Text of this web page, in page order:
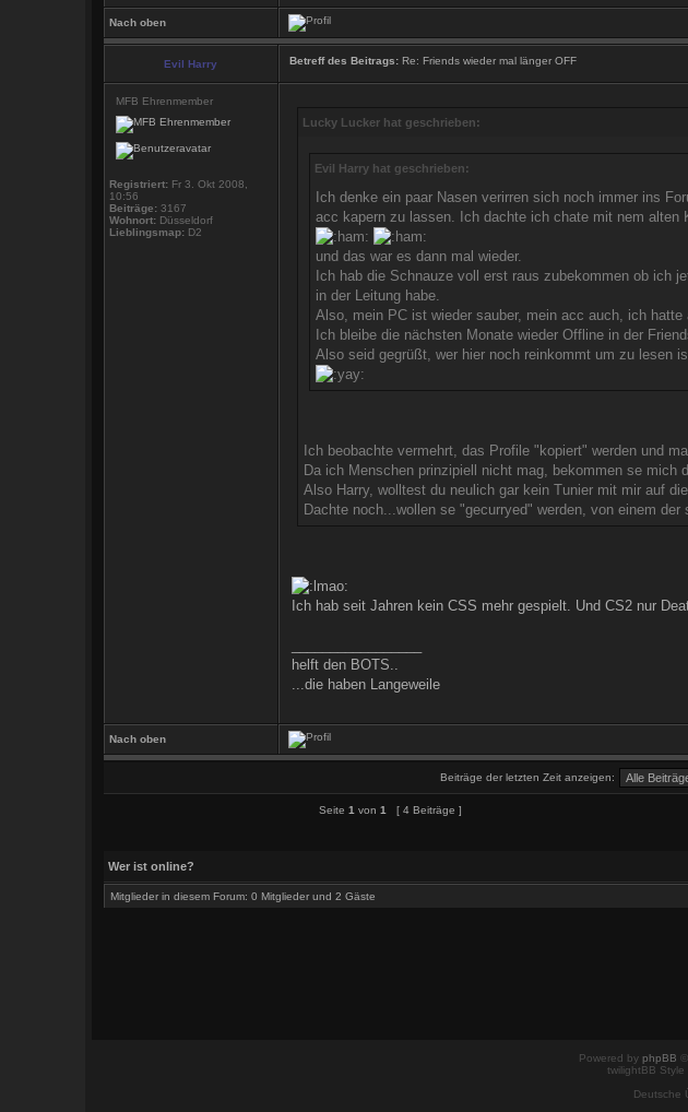
Nach oben
Evil Harry Betreff des Beitrags:Re: Friends wieder mal länger OFF
MFB Ehrenmember
Registriert:Fr 3. Okt 2008,
10:56
Beiträge:3167
Wohnort:Düsseldorf
Lieblingsmap:D2
Lucky Lucker hat geschrieben:
Evil Harry hat geschrieben:
Ich denke ein paar Nasen verirren sich noch immer ins
acc kapern zu lassen. Ich dachte ich chate mit nem alten
und das war es dann mal wieder.
Ich hab die Schnauze voll erst raus zubekommen ob ich
in der Leitung habe.
Also, mein PC ist wieder sauber, mein acc auch, ich
Ich bleibe die nächsten Monate wieder Offline in der
Also seid gegrüßt, wer hier noch reinkommt um zu lesen
Ich beobachte vermehrt, das Profile "kopiert" werden und
Da ich Menschen prinzipiell nicht mag, bekommen se
Also Harry, wolltest du neulich gar kein Tunier mit mir auf
Dachte noch...wollen se "gecurryed" werden, von einem
Ich hab seit Jahren kein CSS mehr gespielt. Und CS2 nur
helft den BOTS..
...die haben Langeweile
Nach oben
Beiträge der letzten Zeit anzeigen:
Seite 1 von 1 [ 4 Beiträge ]
Wer ist online?
Mitglieder in diesem Forum: 0 Mitglieder und 2 Gäste
Powered by phpBB
twilightBB
Deutsche